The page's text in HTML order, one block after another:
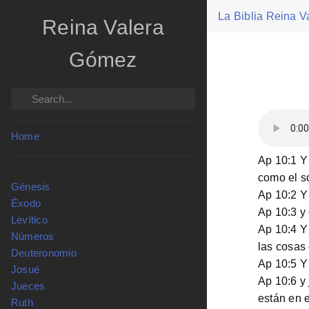
La Biblia Reina
Ap 10:1
como el
Ap 10:2
Ap 10:3
Ap 10:4
las cosas
Ap 10:5
Ap 10:6
están en
Reina Valera
Gómez
Search
Home
Génesis
Éxodo
Levítico
Números
Deuteronomio
Josué
Jueces
Ruth